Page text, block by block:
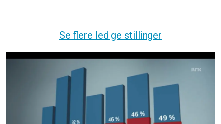
Se flere ledige stillinger